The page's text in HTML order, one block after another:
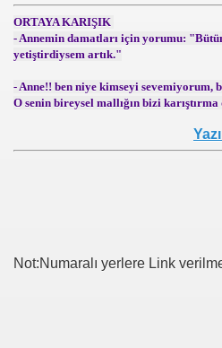
ORTAYA KARIŞIK
- Annemin damatları için yorumu:
yetiştirdiysem artık."
- Anne!! ben niye kimseyi sevemiyorum,
O senin bireysel mallığın bizi karıştırma
Not:Numaralı yerlere Link